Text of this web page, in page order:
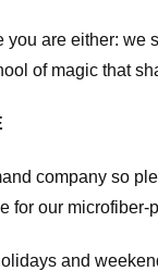
you are either: we
of magic that
company so
for our
and